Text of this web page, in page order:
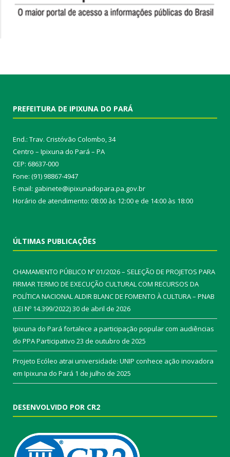
PREFEITURA DE IPIXUNA DO PARÁ
End.: Trav. Cristóvão Colombo, 34
Centro – Ipixuna do Pará – PA
CEP: 68637-000
Fone: (91) 98867-4947
E-mail: gabinete@ipixunadopara.pa.gov.br
Horário de atendimento: 08:00 às 12:00 e de 14:00 às 18:00
ÚLTIMAS PUBLICAÇÕES
CHAMAMENTO PÚBLICO Nº 01/2026 – SELEÇÃO DE PROJETOS PARA
FIRMAR TERMO DE EXECUÇÃO CULTURAL COM RECURSOS DA
POLÍTICA NACIONAL ALDIR BLANC DE FOMENTO À CULTURA – PNAB
(LEI Nº 14.399/2022)30 de abril de 2026
Ipixuna do Pará fortalece a participação popular com audiências
do PPA Participativo 23 de outubro de 2025
Projeto Ecóleo atrai universidade: UNIP conhece ação inovadora
em Ipixuna do Pará 1 de julho de 2025
DESENVOLVIDO POR CR2